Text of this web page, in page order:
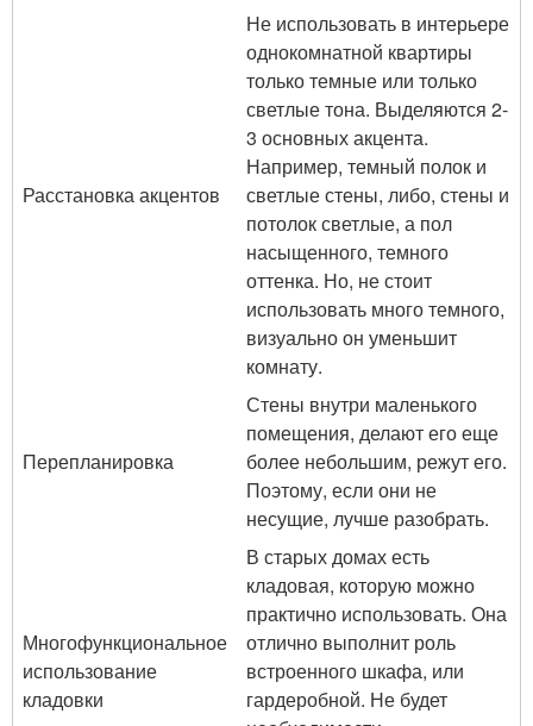
Расстановка акцентов
Не использовать в интерьере
однокомнатной квартиры
только темные или только
светлые тона. Выделяются 2-
3 основных акцента.
Например, темный полок и
светлые стены, либо, стены и
потолок светлые, а пол
насыщенного, темного
оттенка. Но, не стоит
использовать много темного,
визуально он уменьшит
комнату.
Перепланировка
Стены внутри маленького
помещения, делают его еще
более небольшим, режут его.
Поэтому, если они не
несущие, лучше разобрать.
Многофункциональное
использование
кладовки
В старых домах есть
кладовая, которую можно
практично использовать. Она
отлично выполнит роль
встроенного шкафа, или
гардеробной. Не будет